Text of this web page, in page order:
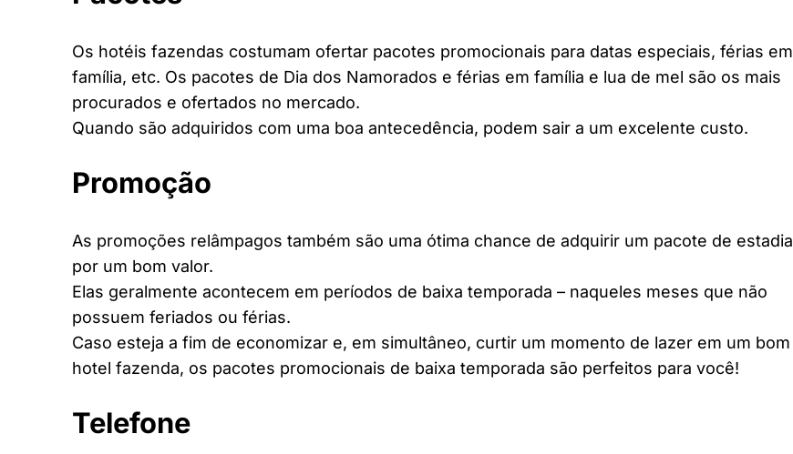
Os hotéis fazendas costumam ofertar pacotes promocionais para datas especiais, férias em
família, etc. Os pacotes de Dia dos Namorados e férias em família e lua de mel são os mais
procurados e ofertados no mercado.
Quando são adquiridos com uma boa antecedência, podem sair a um excelente custo.
Promoção
As promoções relâmpagos também são uma ótima chance de adquirir um pacote de estadia
por um bom valor.
Elas geralmente acontecem em períodos de baixa temporada – naqueles meses que não
possuem feriados ou férias.
Caso esteja a fim de economizar e, em simultâneo, curtir um momento de lazer em um bom
hotel fazenda, os pacotes promocionais de baixa temporada são perfeitos para você!
Telefone